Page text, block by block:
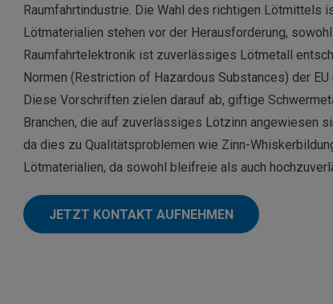
Raumfahrtindustrie. Die Wahl des richtigen Lötmittels
Lötmaterialien stehen vor der Herausforderung,
Raumfahrtelektronik ist zuverlässiges Lötmetall
Normen (Restriction of Hazardous Substances) der
Diese Vorschriften zielen darauf ab, giftige
Branchen, die auf zuverlässiges Lötzinn angewiesen
da dies zu Qualitätsproblemen wie Zinn-
Lötmaterialien, da sowohl bleifreie als auch
JETZT KONTAKT AUFNEHMEN